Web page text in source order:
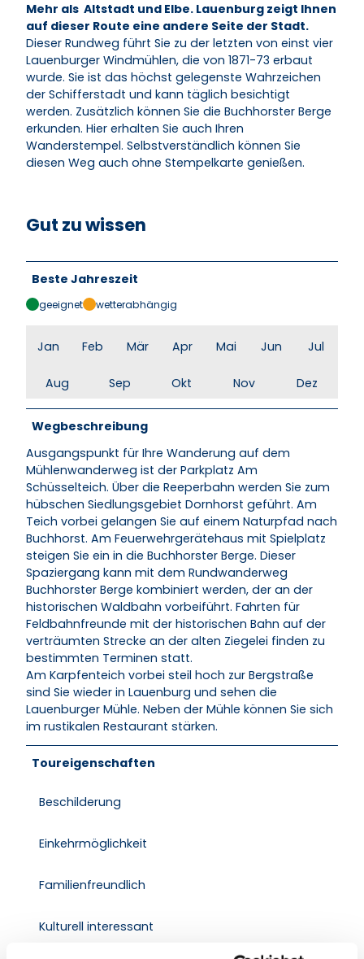
Mehr als Altstadt und Elbe. Lauenburg zeigt Ihnen
auf dieser Route eine andere Seite der Stadt.
Dieser Rundweg führt Sie zu der letzten von einst vier
Lauenburger Windmühlen, die von 1871-73 erbaut
wurde. Sie ist das höchst gelegenste Wahrzeichen
der Schifferstadt und kann täglich besichtigt
werden. Zusätzlich können Sie die Buchhorster Berge
erkunden. Hier erhalten Sie auch Ihren
Wanderstempel. Selbstverständlich können Sie
diesen Weg auch ohne Stempelkarte genießen.
Gut zu wissen
Beste Jahreszeit
geeignet wetterabhängig
Jan Feb Mär Apr Mai Jun Jul
Aug Sep Okt Nov Dez
Wegbeschreibung
Ausgangspunkt für Ihre Wanderung auf dem
Mühlenwanderweg ist der Parkplatz Am
Schüsselteich. Über die Reeperbahn werden Sie zum
hübschen Siedlungsgebiet Dornhorst geführt. Am
Teich vorbei gelangen Sie auf einem Naturpfad nach
Buchhorst. Am Feuerwehrgerätehaus mit Spielplatz
steigen Sie ein in die Buchhorster Berge. Dieser
Spaziergang kann mit dem Rundwanderweg
Buchhorster Berge kombiniert werden, der an der
historischen Waldbahn vorbeiführt. Fahrten für
Feldbahnfreunde mit der historischen Bahn auf der
verträumten Strecke an der alten Ziegelei finden zu
bestimmten Terminen statt.
Am Karpfenteich vorbei steil hoch zur Bergstraße
sind Sie wieder in Lauenburg und sehen die
Lauenburger Mühle. Neben der Mühle können Sie sich
im rustikalen Restaurant stärken.
Toureigenschaften
Beschilderung
Einkehrmöglichkeit
Familienfreundlich
Kulturell interessant